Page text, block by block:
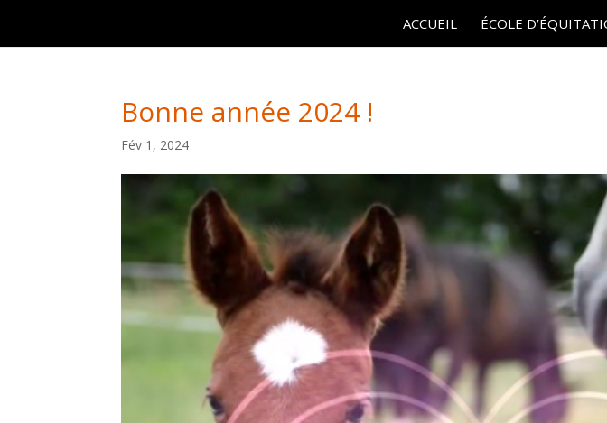
ACCUEIL ÉCOLE
Bonne année 2024 !
Fév 1, 2024